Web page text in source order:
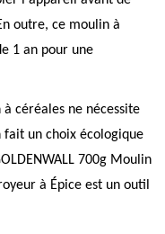
outre, ce moulin à
1 an pour une
céréales ne nécessite
fait un choix écologique
700g Moulin
à Épice est un outil